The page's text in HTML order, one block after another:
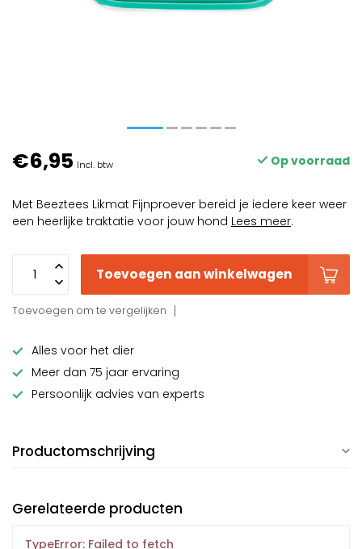
€6,95 Incl. btw Op voorraad
Met Beeztees Likmat Fijnproever bereid je iedere keer weer
een heerlijke traktatie voor jouw hond Lees meer.
Toevoegen aan winkelwagen
Toevoegen om te vergelijken
Alles voor het dier
Meer dan 75 jaar ervaring
Persoonlijk advies van experts
Productomschrijving
Gerelateerde producten
TypeError: Failed to fetch